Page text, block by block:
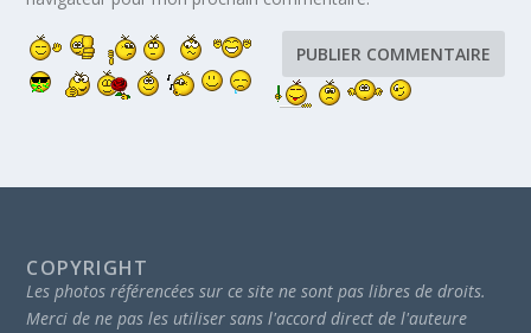
COPYRIGHT
Les photos référencées sur ce site ne sont pas libres de droits.
Merci de ne pas les utiliser sans l'accord direct de l'auteure